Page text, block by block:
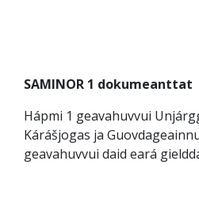
SAMINOR 1 dokumeanttat
Hápmi 1 geavahuvvui
Kárášjogas ja
geavahuvvui daid eará